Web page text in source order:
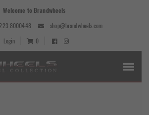
Welcome to Brandwheels
8000448
shop@brandwheels.com
Login
0